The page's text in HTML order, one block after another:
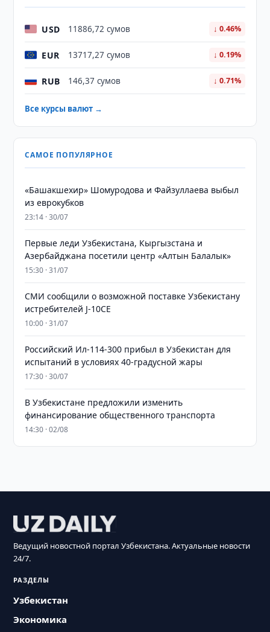
USD 11886,72 сумов ↓ 0.46%
EUR 13717,27 сумов ↓ 0.19%
RUB 146,37 сумов ↓ 0.71%
Все курсы валют →
САМОЕ ПОПУЛЯРНОЕ
«Башакшехир» Шомуродова и Файзуллаева выбыл
из еврокубков
23:14 · 30/07
Первые леди Узбекистана, Кыргызстана и
Азербайджана посетили центр «Алтын Балалык»
15:30 · 31/07
СМИ сообщили о возможной поставке Узбекистану
истребителей J-10CE
10:00 · 31/07
Российский Ил-114-300 прибыл в Узбекистан для
испытаний в условиях 40-градусной жары
17:30 · 30/07
В Узбекистане предложили изменить
финансирование общественного транспорта
14:30 · 02/08
Ведущий новостной портал Узбекистана. Актуальные новости
24/7.
РАЗДЕЛЫ
Узбекистан
Экономика